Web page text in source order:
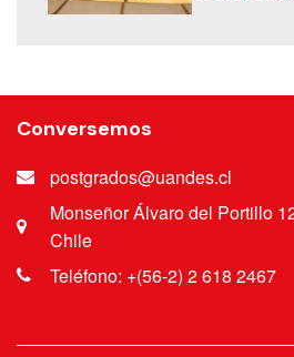
Conversemos
postgrados@uandes.cl
Monseñor Álvaro del Portillo
Chile
Teléfono: +(56-2) 2 618 2467